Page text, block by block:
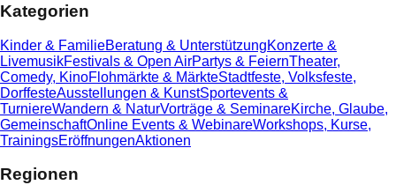
Kategorien
Kinder & FamilieBeratung & UnterstützungKonzerte &
LivemusikFestivals & Open AirPartys & FeiernTheater,
Comedy, KinoFlohmärkte & MärkteStadtfeste, Volksfeste,
DorffesteAusstellungen & KunstSportevents &
TurniereWandern & NaturVorträge & SeminareKirche, Glaube,
GemeinschaftOnline Events & WebinareWorkshops, Kurse,
TrainingsEröffnungenAktionen
Regionen